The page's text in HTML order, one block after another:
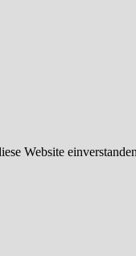
Website